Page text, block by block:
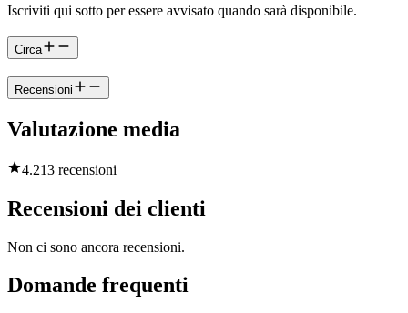
Iscriviti qui sotto per essere avvisato quando sarà disponibile.
Circa
Recensioni
Valutazione media
4.213 recensioni
Recensioni dei clienti
Non ci sono ancora recensioni.
Domande frequenti